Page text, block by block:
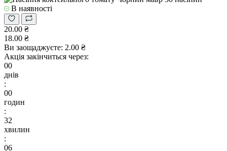
В наявності
20.00 ₴
18.00 ₴
Ви заощаджуєте: 2.00 ₴
Акція закінчиться через:
00
днів
:
00
годин
:
32
хвилин
:
05